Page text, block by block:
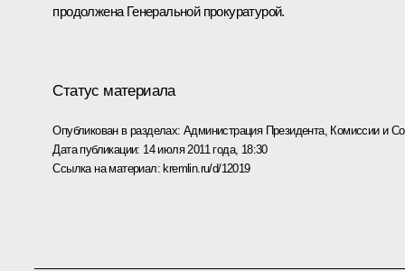
продолжена Генеральной прокуратурой.
Статус материала
Опубликован в разделах: Администрация Президента, Комиссии и
Дата публикации: 14 июля 2011 года, 18:30
Ссылка на материал:kremlin.ru/d/12019